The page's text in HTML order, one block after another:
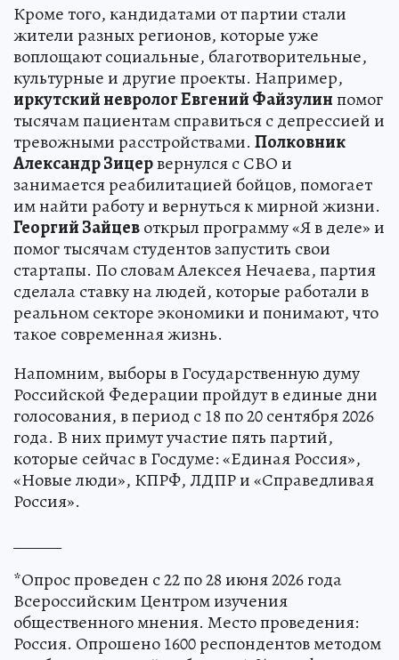
Кроме того, кандидатами от партии стали
жители разных регионов, которые уже
воплощают социальные, благотворительные,
культурные и другие проекты. Например,
иркутский невролог Евгений Файзулинпомог
тысячам пациентам справиться с депрессией и
тревожными расстройствами. Полковник
Александр Зицервернулся с СВО и
занимается реабилитацией бойцов, помогает
им найти работу и вернуться к мирной жизни.
Георгий Зайцевоткрыл программу «Я в деле» и
помог тысячам студентов запустить свои
стартапы. По словам Алексея Нечаева, партия
сделала ставку на людей, которые работали в
реальном секторе экономики и понимают, что
такое современная жизнь.
Напомним, выборы в Государственную думу
Российской Федерации пройдут в единые дни
голосования, в период с 18 по 20 сентября 2026
года. В них примут участие пять партий,
которые сейчас в Госдуме: «Единая Россия»,
«Новые люди», КПРФ, ЛДПР и «Справедливая
Россия».
*Опрос проведен с 22 по 28 июня 2026 года
Всероссийским Центром изучения
общественного мнения. Место проведения:
Россия. Опрошено 1600 респондентов методом